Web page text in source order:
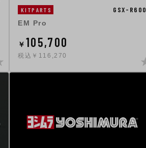
KITPARTS GSX-R600
EM Pro
￥ 105,700
税込￥116,270